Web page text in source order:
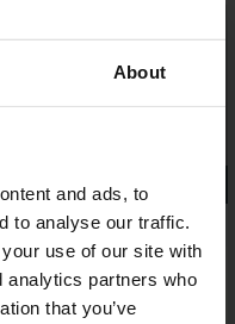
About
and ads, to
to analyse our traffic.
use of our site with
analytics partners who
that you’ve